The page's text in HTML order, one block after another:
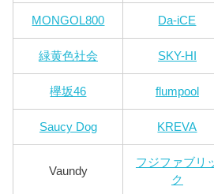
MONGOL800 Da-iCE
緑黄色社会 SKY-HI
欅坂46 flumpool
Saucy Dog KREVA
Vaundy
フジファブリ
ク